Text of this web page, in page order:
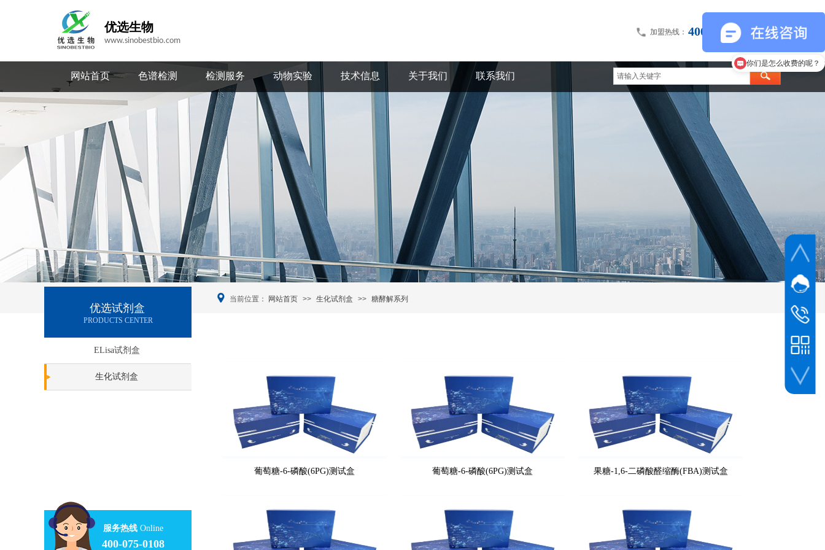
加盟热线： 400-075-0108
www.sinobestbio.com
优选生物
网站首页 色谱检测 检测服务 动物实验 技术信息 关于我们 联系我们
网站首页 >> 生化试剂盒 >> 糖酵解系列
当前位置：
优选试剂盒
PRODUCTS CENTER
ELisa试剂盒
生化试剂盒
葡萄糖-6-磷酸(6PG)测试盒 葡萄糖-6-磷酸(6PG)测试盒 果糖-1,6-二磷酸醛缩酶(FBA)测试盒
服务热线 Online
400-075-0108
网站客
电话客服
你们是怎么收费的呢？